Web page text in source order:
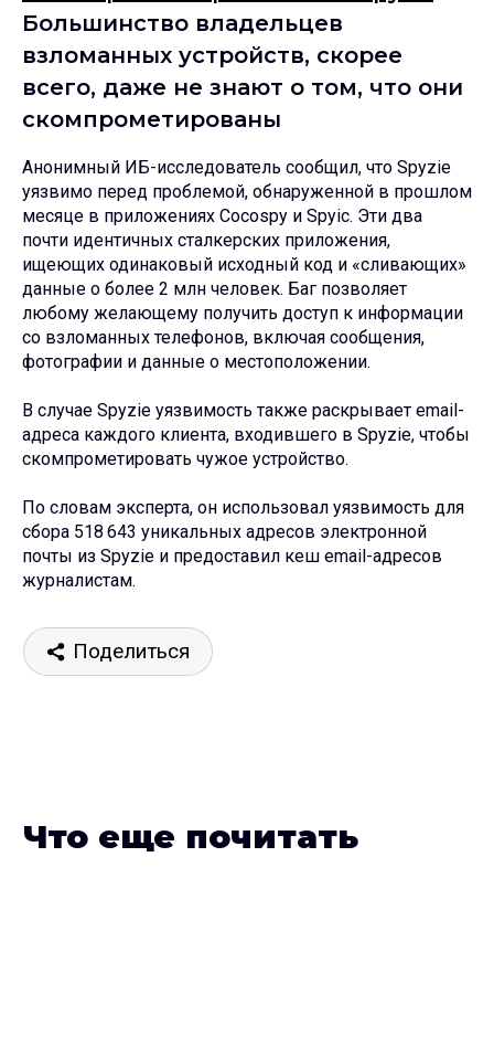
Большинство владельцев
взломанных устройств, скорее
всего, даже не знают о том, что они
скомпрометированы
Анонимный ИБ-исследователь сообщил, что Spyzie
уязвимо перед проблемой, обнаруженной в прошлом
месяце в приложениях Cocospy и Spyic. Эти два
почти идентичных сталкерских приложения,
ищеющих одинаковый исходный код и «сливающих»
данные о более 2 млн человек. Баг позволяет
любому желающему получить доступ к информации
со взломанных телефонов, включая сообщения,
фотографии и данные о местоположении.
В случае Spyzie уязвимость также раскрывает email-
адреса каждого клиента, входившего в Spyzie, чтобы
скомпрометировать чужое устройство.
По словам эксперта, он использовал уязвимость для
сбора 518 643 уникальных адресов электронной
почты из Spyzie и предоставил кеш email-адресов
журналистам.
Поделиться